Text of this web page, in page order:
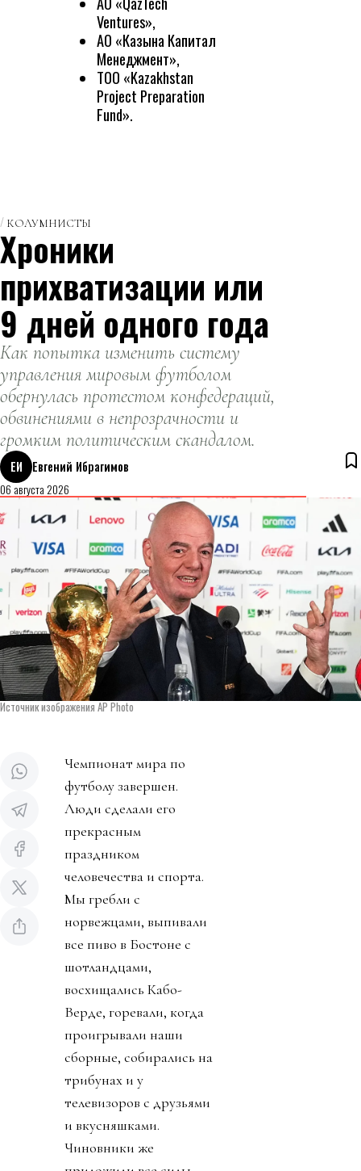
Ventures»,
АО «Казына Капитал
Менеджмент»,
ТОО «Kazakhstan
Project Preparation
Fund».
КОЛУМНИСТЫ
Хроники
прихватизации или
9 дней одного года
Как попытка изменить систему
управления мировым футболом
обернулась протестом конфедераций,
обвинениями в непрозрачности и
громким политическим скандалом.
ЕИ
Евгений Ибрагимов
06 августа 2026
Источник изображения AP Photo
Чемпионат мира по
футболу завершен.
Люди сделали его
прекрасным
праздником
человечества и спорта.
Мы гребли с
норвежцами, выпивали
все пиво в Бостоне с
шотландцами,
восхищались Кабо-
Верде, горевали, когда
проигрывали наши
сборные, собирались на
трибунах и у
телевизоров с друзьями
и вкусняшками.
Чиновники же